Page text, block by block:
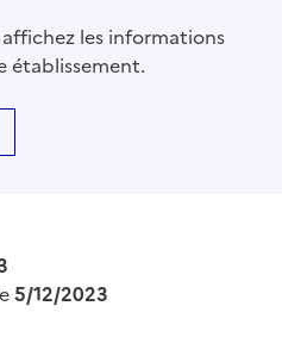
les informations
établissement.
5/12/2023